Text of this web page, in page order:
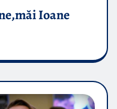
Ioane